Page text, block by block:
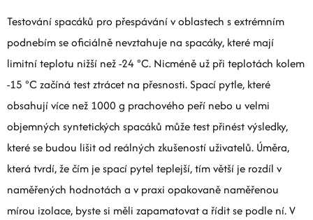
Testování spacáků pro přespávání v oblastech s extrémním
podnebím se oficiálně nevztahuje na spacáky, které mají
limitní teplotu nižší než -24 °C. Nicméně už při teplotách kolem
-15 °C začíná test ztrácet na přesnosti. Spací pytle, které
obsahují více než 1000 g prachového peří nebo u velmi
objemných syntetických spacáků může test přinést výsledky,
které se budou lišit od reálných zkušeností uživatelů. Úměra,
která tvrdí, že čím je spací pytel teplejší, tím větší je rozdíl v
naměřených hodnotách a v praxi opakovaně naměřenou
mírou izolace, byste si měli zapamatovat a řídit se podle ní. V